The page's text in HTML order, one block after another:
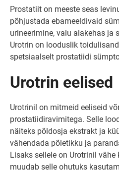
Prostatiit on meeste seas
põhjustada ebameeldivaid
urineerimine, valu alakehas ja
Urotrin on looduslik
spetsiaalselt prostatiidi
Urotrin eelised
Urotrinil on mitmeid eeliseid
prostatiidiravimitega. Selle
näiteks põldosja ekstrakt ja
vähendada põletikku ja
Lisaks sellele on Urotrinil
muudab selle ohutuks